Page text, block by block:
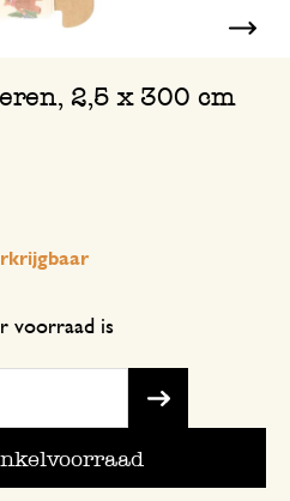
2,5 x 300 cm
voorraad is